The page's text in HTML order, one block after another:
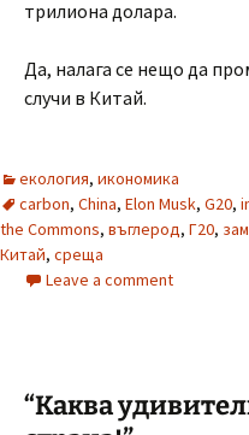
трилиона долара.
Да, налага се нещо да
случи в Китай.
екология, икономика
carbon, China, Elon Musk, G20,
the Commons, въглерод, Г20,
Китай, среща
Leave a comment
“Каква